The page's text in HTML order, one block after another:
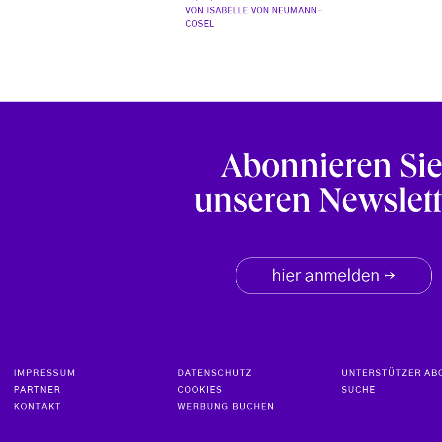
VON
ISABELLE VON NEUMANN-
COSEL
Abonnieren Sie
unseren
hier anmelden →
Footer menu
IMPRESSUM
PARTNER
KONTAKT
DATENSCHUTZ
COOKIES
WERBUNG BUCHEN
UNTERSTÜTZER
SUCHE